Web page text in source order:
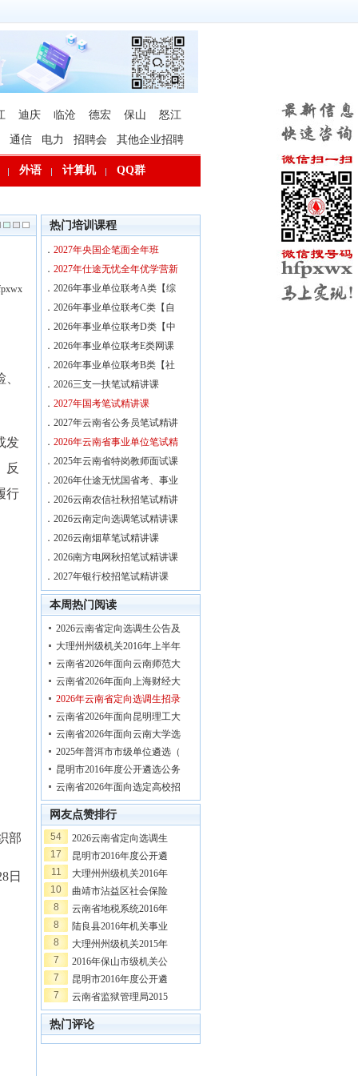
迪庆 临沧 德宏 保山 怒江
通信 电力 招聘会 其他企业招聘
外语 计算机 QQ群
发
反
行
部
日
热门培训课程
． 2027年央国企笔面全年班
． 2027年仕途无忧全年优学营新
． 2026年事业单位联考A类【综
． 2026年事业单位联考C类【自
． 2026年事业单位联考D类【中
． 2026年事业单位联考E类网课
． 2026年事业单位联考B类【社
． 2026三支一扶笔试精讲课
． 2027年国考笔试精讲课
． 2027年云南省公务员笔试精讲
． 2026年云南省事业单位笔试精
． 2025年云南省特岗教师面试课
． 2026年仕途无忧国省考、事业
． 2026云南农信社秋招笔试精讲
． 2026云南定向选调笔试精讲课
． 2026云南烟草笔试精讲课
． 2026南方电网秋招笔试精讲课
． 2027年银行校招笔试精讲课
本周热门阅读
2026云南省定向选调生公告及
大理州州级机关2016年上半年
云南省2026年面向云南师范大
云南省2026年面向上海财经大
2026年云南省定向选调生招录
云南省2026年面向昆明理工大
云南省2026年面向云南大学选
2025年普洱市市级单位遴选（
昆明市2016年度公开遴选公务
云南省2026年面向选定高校招
网友点赞排行
54
2026云南省定向选调生
17
昆明市2016年度公开遴
11
大理州州级机关2016年
10
曲靖市沾益区社会保险
8
云南省地税系统2016年
8
陆良县2016年机关事业
8
大理州州级机关2015年
7
2016年保山市级机关公
7
昆明市2016年度公开遴
7
云南省监狱管理局2015
热门评论